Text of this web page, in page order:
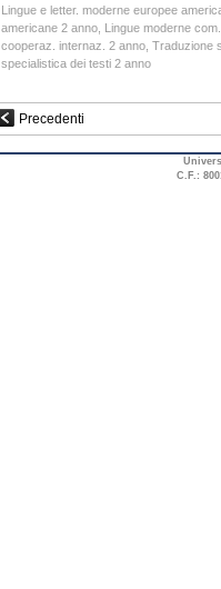
Lingue e letter. moderne europee
americane 2 anno
Lingue moderne
cooperaz. internaz. 2 anno Traduzione
specialistica dei testi 2 anno
Precedenti
C.F.: